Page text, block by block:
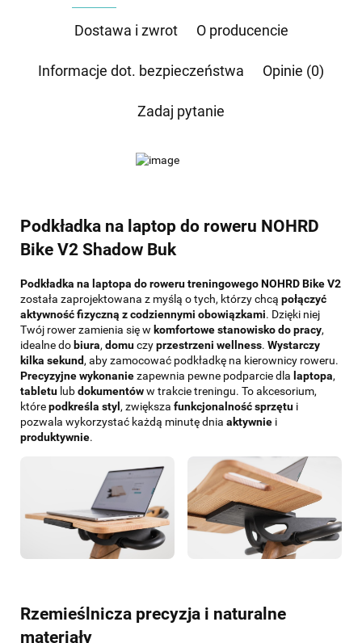
której dane dotyczą, przysługuje prawo dostępu do swoich danych, ich sprostowania,
żądania zaprzestania przetwarzania, usunięcia, ograniczenia przetwarzania, a także prawo
Dostawa i zwrot O producencie
Informacje dot. bezpieczeństwa Opinie (0)
Zadaj pytanie
Podkładka na laptop do roweru NOHRD
Bike V2 Shadow Buk
Podkładka na laptopa doroweru treningowegoNOHRD Bike V2
została zaprojektowana z myślą o tych, którzy chcą połączyć
aktywność fizyczną z codziennymi obowiązkami. Dzięki niej
Twój rower zamienia się w komfortowe stanowisko do pracy,
idealne do biura, domuczyprzestrzeni wellness. Wystarczy
kilka sekund, aby zamocować podkładkę na kierownicy roweru.
Precyzyjne wykonaniezapewnia pewne podparcie dla laptopa,
tabletu lubdokumentóww trakcie treningu. To akcesorium,
którepodkreśla styl , zwiększa funkcjonalność sprzętu i
pozwala wykorzystać każdą minutę dnia aktywnie i
produktywnie.
Rzemieślnicza precyzja i naturalne
materiały